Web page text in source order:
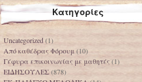
Κατηγορίες
Uncategorized (1)
Από καθέδρας Φόρουμ(10)
Γέφυρα επικοινωνίας με μαθητές(1)
ΕΙΔΗΣΟΥΛΕΣ(878)